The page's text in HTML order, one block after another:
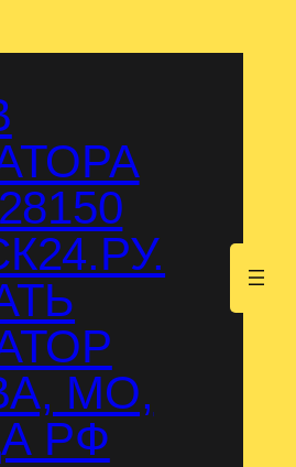
МО,
РФ